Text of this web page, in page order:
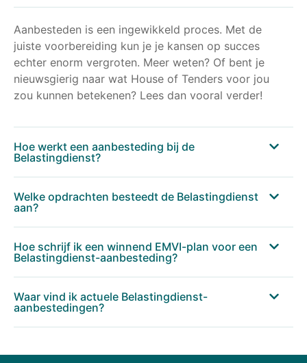
Aanbesteden is een ingewikkeld proces. Met de
juiste voorbereiding kun je je kansen op succes
echter enorm vergroten. Meer weten? Of bent je
nieuwsgierig naar wat House of Tenders voor jou
zou kunnen betekenen? Lees dan vooral verder!
Hoe werkt een aanbesteding bij de
Belastingdienst?
Welke opdrachten besteedt de Belastingdienst
aan?
Hoe schrijf ik een winnend EMVI-plan voor een
Belastingdienst-aanbesteding?
Waar vind ik actuele Belastingdienst-
aanbestedingen?